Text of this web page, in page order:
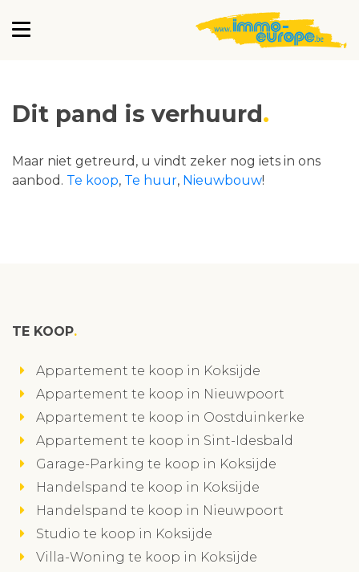
Dit pand is verhuurd
Maar niet getreurd, u vindt zeker nog iets in ons
aanbod. Te koop, Te huur, Nieuwbouw!
TE KOOP
Appartement te koop in Koksijde
Appartement te koop in Nieuwpoort
Appartement te koop in Oostduinkerke
Appartement te koop in Sint-Idesbald
Garage-Parking te koop in Koksijde
Handelspand te koop in Koksijde
Handelspand te koop in Nieuwpoort
Studio te koop in Koksijde
Villa-Woning te koop in Koksijde